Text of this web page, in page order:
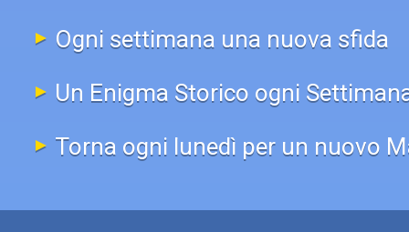
Ogni settimana una nuova sfida
Un Enigma Storico ogni
Torna ogni lunedì per un nuovo